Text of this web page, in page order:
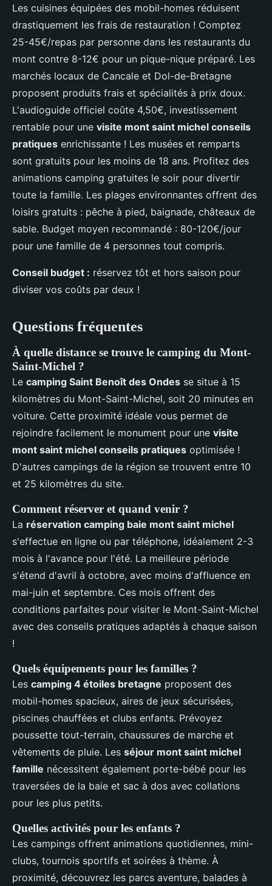
Les cuisines équipées des mobil-homes réduisent
drastiquement les frais de restauration ! Comptez
25-45€/repas par personne dans les restaurants du
mont contre 8-12€ pour un pique-nique préparé. Les
marchés locaux de Cancale et Dol-de-Bretagne
proposent produits frais et spécialités à prix doux.
L'audioguide officiel coûte 4,50€, investissement
rentable pour une visite mont saint michel conseils
pratiques enrichissante ! Les musées et remparts
sont gratuits pour les moins de 18 ans. Profitez des
animations camping gratuites le soir pour divertir
toute la famille. Les plages environnantes offrent des
loisirs gratuits : pêche à pied, baignade, châteaux de
sable. Budget moyen recommandé : 80-120€/jour
pour une famille de 4 personnes tout compris.
Conseil budget : réservez tôt et hors saison pour
diviser vos coûts par deux !
Questions fréquentes
À quelle distance se trouve le camping du Mont-
Saint-Michel ?
Le camping Saint Benoît des Ondes se situe à 15
kilomètres du Mont-Saint-Michel, soit 20 minutes en
voiture. Cette proximité idéale vous permet de
rejoindre facilement le monument pour une visite
mont saint michel conseils pratiques optimisée !
D'autres campings de la région se trouvent entre 10
et 25 kilomètres du site.
Comment réserver et quand venir ?
La réservation camping baie mont saint michel
s'effectue en ligne ou par téléphone, idéalement 2-3
mois à l'avance pour l'été. La meilleure période
s'étend d'avril à octobre, avec moins d'affluence en
mai-juin et septembre. Ces mois offrent des
conditions parfaites pour visiter le Mont-Saint-Michel
avec des conseils pratiques adaptés à chaque saison
!
Quels équipements pour les familles ?
Les camping 4 étoiles bretagne proposent des
mobil-homes spacieux, aires de jeux sécurisées,
piscines chauffées et clubs enfants. Prévoyez
poussette tout-terrain, chaussures de marche et
vêtements de pluie. Les séjour mont saint michel
famille nécessitent également porte-bébé pour les
traversées de la baie et sac à dos avec collations
pour les plus petits.
Quelles activités pour les enfants ?
Les campings offrent animations quotidiennes, mini-
clubs, tournois sportifs et soirées à thème. À
proximité, découvrez les parcs aventure, balades à